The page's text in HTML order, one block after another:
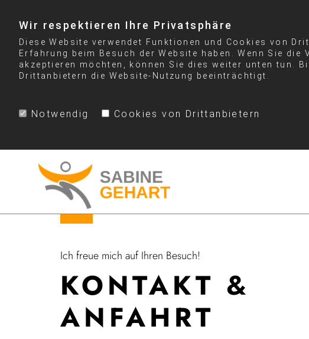
Wir respektieren Ihre Privatsphäre
Diese Website verwendet Funktionen und Cookies von
Erfahrung beim Besuch der Website haben. Wenn Sie
akzeptieren möchten, können Sie dies weiter unten tun.
Drittanbietern die Website-Nutzung beeinträchtigt.
Notwendig Cookies von Drittanbietern
Ich freue mich auf Ihren Besuch!
KONTAKT &
ANFAHRT